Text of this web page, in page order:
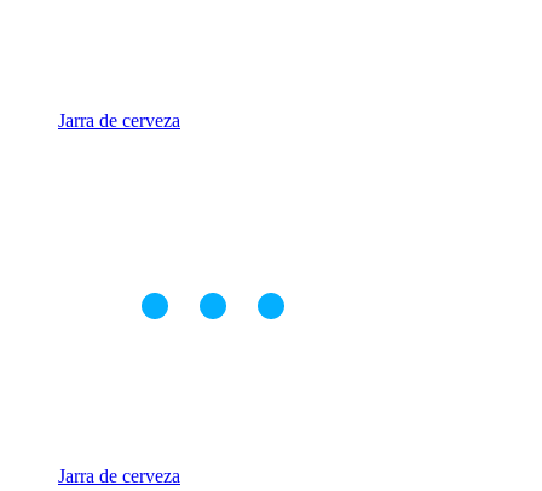
Jarra de cerveza
Jarra de cerveza